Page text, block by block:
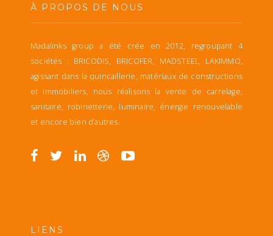
À PROPOS DE NOUS
Madalinks group a été crée en 2012, regroupant 4
sociétés : BRICODIS, BRICOFER, MADSTEEL, LAKIMMO,
agissant dans la quincaillerie, matériaux de constructions
et immobiliers, nous réalisons la vente de carrelage,
sanitaire, robinetterie, luminaire, énergie renouvelable
et encore bien d’autres.
LIENS